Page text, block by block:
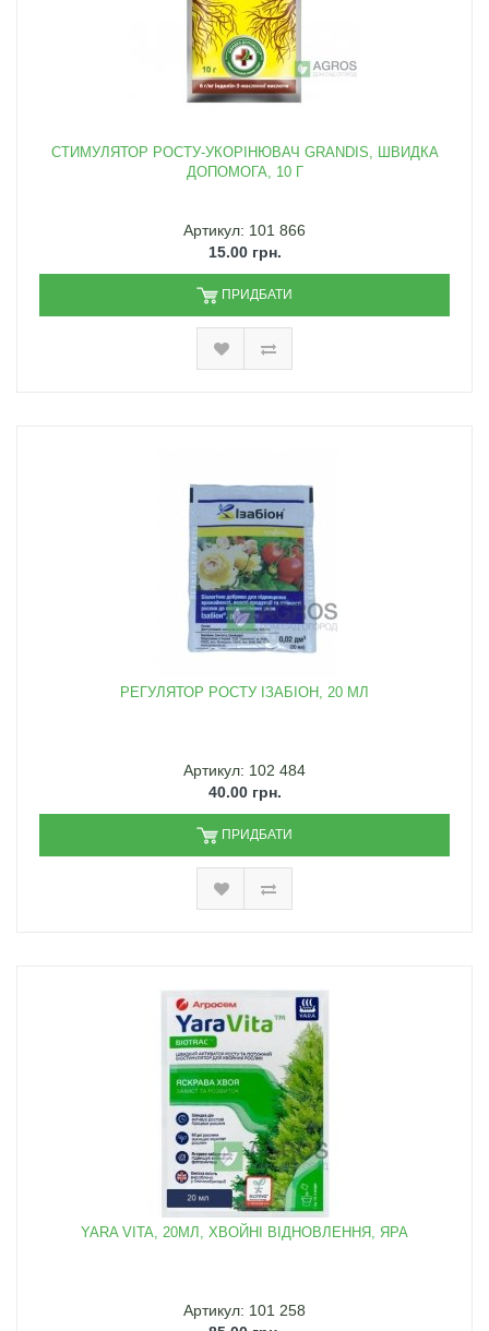
СТИМУЛЯТОР РОСТУ-УКОРІНЮВАЧ GRANDIS, ШВИДКА
ДОПОМОГА, 10 Г
Артикул: 101 866
15.00 грн.
ПРИДБАТИ
РЕГУЛЯТОР РОСТУ ІЗАБІОН, 20 МЛ
Артикул: 102 484
40.00 грн.
ПРИДБАТИ
YARA VITA, 20МЛ, ХВОЙНІ ВІДНОВЛЕННЯ, ЯРА
Артикул: 101 258